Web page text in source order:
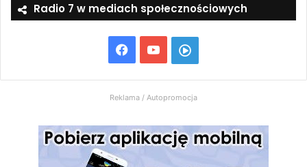
Radio 7 w mediach społecznościowych
Facebook
YouTubeWłącz
Radio
7
Reklama / Autopromocja